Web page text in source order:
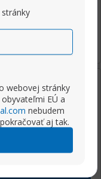
webovej stránky
EÚ a
nebudem
aj tak.